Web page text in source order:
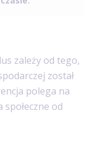
zależy od tego,
został
polega na
od